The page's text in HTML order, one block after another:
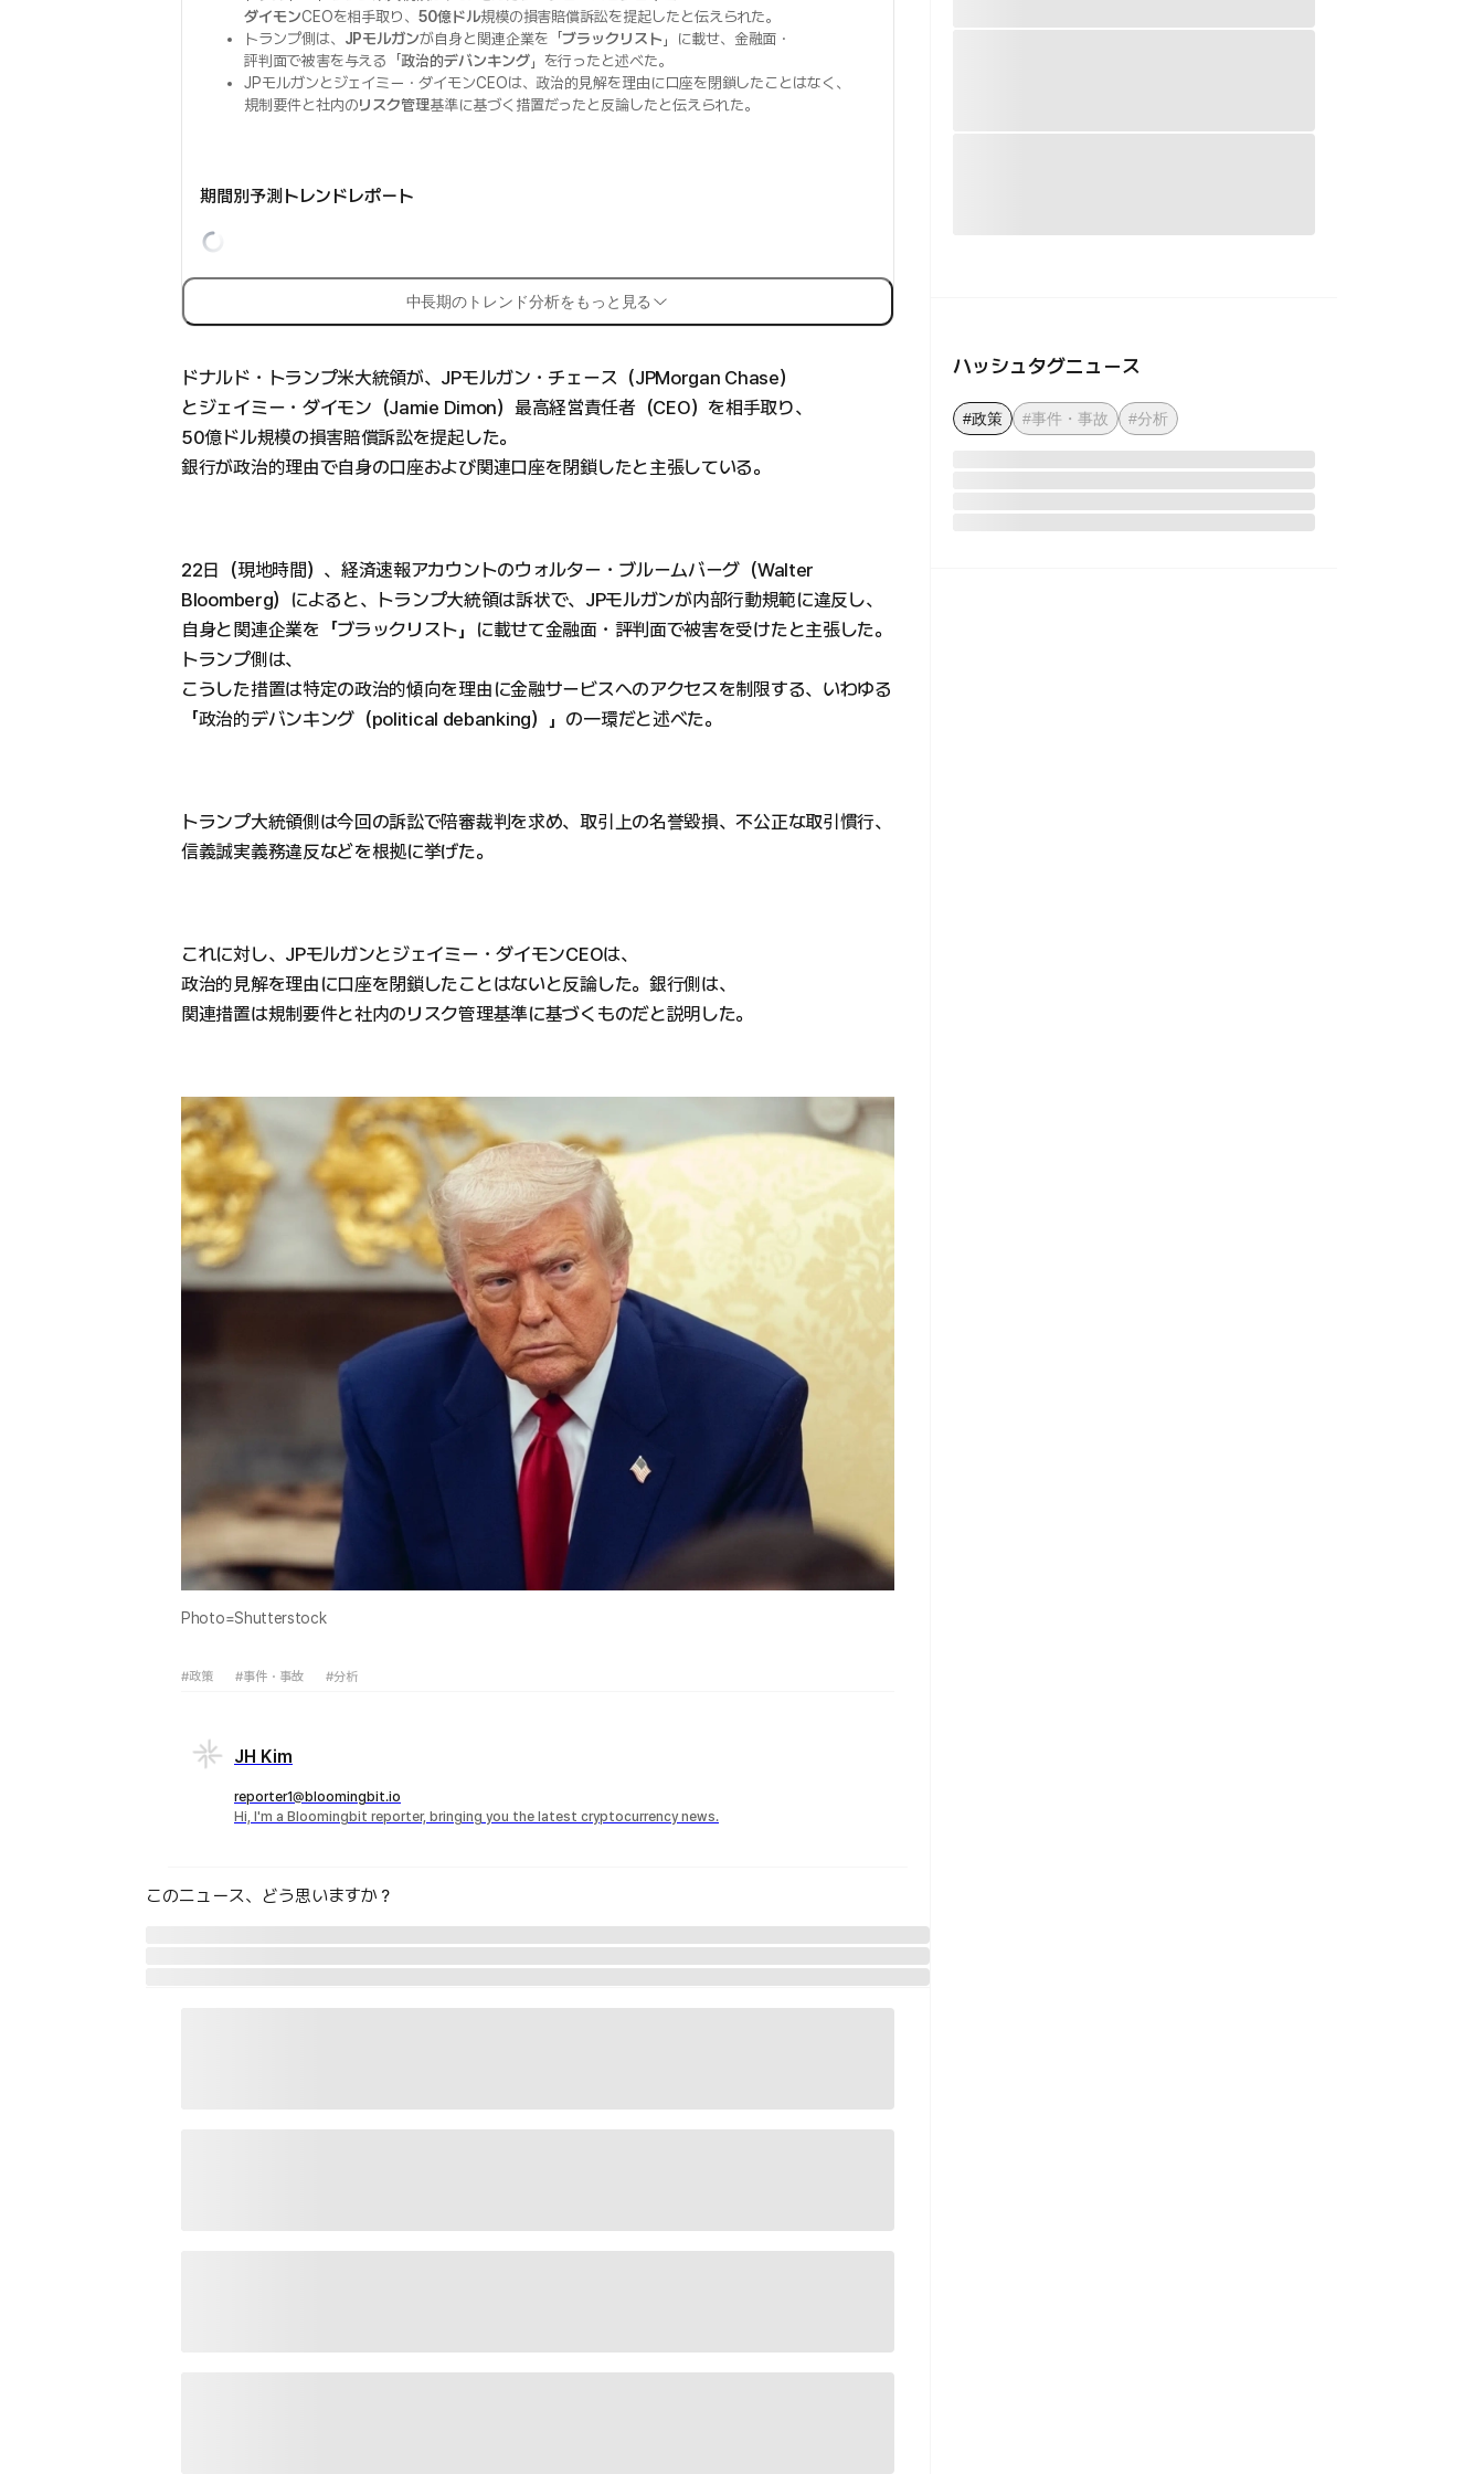
ダイモンCEOを相手取り、50億ドル規模の損害賠償訴訟を提起したと伝えられた。
トランプ側は、 JPモルガンが自身と関連企業を「ブラックリスト 」に載せ、金融面・
評判面で被害を与える「政治的デバンキング」を行ったと述べた。
JPモルガンとジェイミー・ダイモンCEOは、政治的見解を理由に口座を閉鎖したことはなく、
規制要件と社内のリスク管理基準に基づく措置だったと反論したと伝えられた。
期間別予測トレンドレポート
中長期のトレンド分析をもっと見る
ドナルド・トランプ米大統領が、JPモルガン・チェース（JPMorgan Chase）
とジェイミー・ダイモン（Jamie Dimon）最高経営責任者（CEO）を相手取り、
50億ドル規模の損害賠償訴訟を提起した。
銀行が政治的理由で自身の口座および関連口座を閉鎖したと主張している。
22日（現地時間）、経済速報アカウントのウォルター・ブルームバーグ（Walter
Bloomberg）によると、トランプ大統領は訴状で、JPモルガンが内部行動規範に違反し、
自身と関連企業を「ブラックリスト」に載せて金融面・評判面で被害を受けたと主張した。
トランプ側は、
こうした措置は特定の政治的傾向を理由に金融サービスへのアクセスを制限する、いわゆる
「政治的デバンキング（political debanking）」の一環だと述べた。
トランプ大統領側は今回の訴訟で陪審裁判を求め、取引上の名誉毀損、不公正な取引慣行、
信義誠実義務違反などを根拠に挙げた。
これに対し、JPモルガンとジェイミー・ダイモンCEOは、
政治的見解を理由に口座を閉鎖したことはないと反論した。銀行側は、
関連措置は規制要件と社内のリスク管理基準に基づくものだと説明した。
Photo=Shutterstock
#政策 #事件・事故 #分析
JH Kim
reporter1@bloomingbit.io
Hi, I'm a Bloomingbit reporter, bringing you the latest cryptocurrency news.
このニュース、どう思いますか？
ハッシュタグニュース
#政策 #事件・事故 #分析